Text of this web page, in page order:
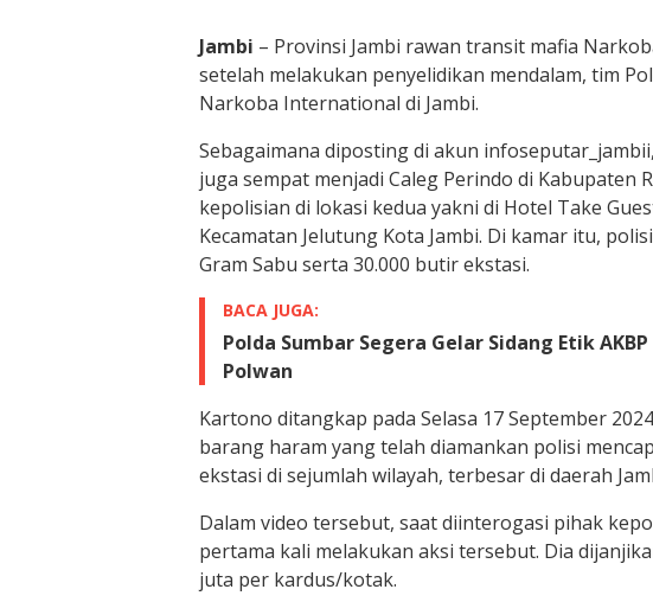
Jambi – Provinsi Jambi rawan transit mafia
setelah melakukan penyelidikan mendalam, tim
Narkoba International di Jambi.
Sebagaimana diposting di akun
juga sempat menjadi Caleg Perindo di Kabupaten
kepolisian di lokasi kedua yakni di Hotel Take
Kecamatan Jelutung Kota Jambi. Di kamar itu,
Gram Sabu serta 30.000 butir ekstasi.
BACA JUGA:
Polda Sumbar Segera Gelar Sidang Etik
Polwan
Kartono ditangkap pada Selasa 17 September
barang haram yang telah diamankan polisi
ekstasi di sejumlah wilayah, terbesar di daerah
Dalam video tersebut, saat diinterogasi pihak
pertama kali melakukan aksi tersebut. Dia
juta per kardus/kotak.